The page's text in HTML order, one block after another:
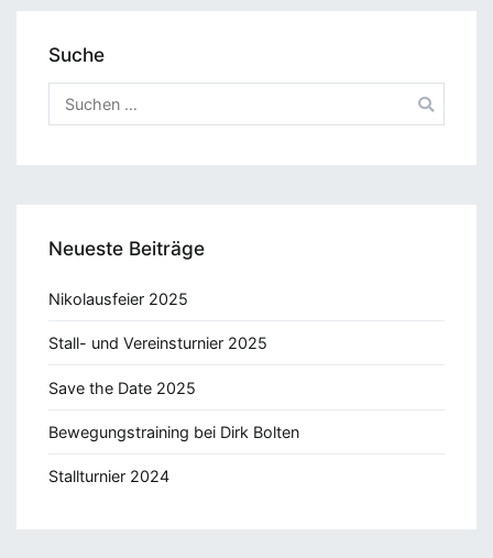
Suche
Suchen
nach:
Neueste Beiträge
Nikolausfeier 2025
Stall- und Vereinsturnier 2025
Save the Date 2025
Bewegungstraining bei Dirk Bolten
Stallturnier 2024